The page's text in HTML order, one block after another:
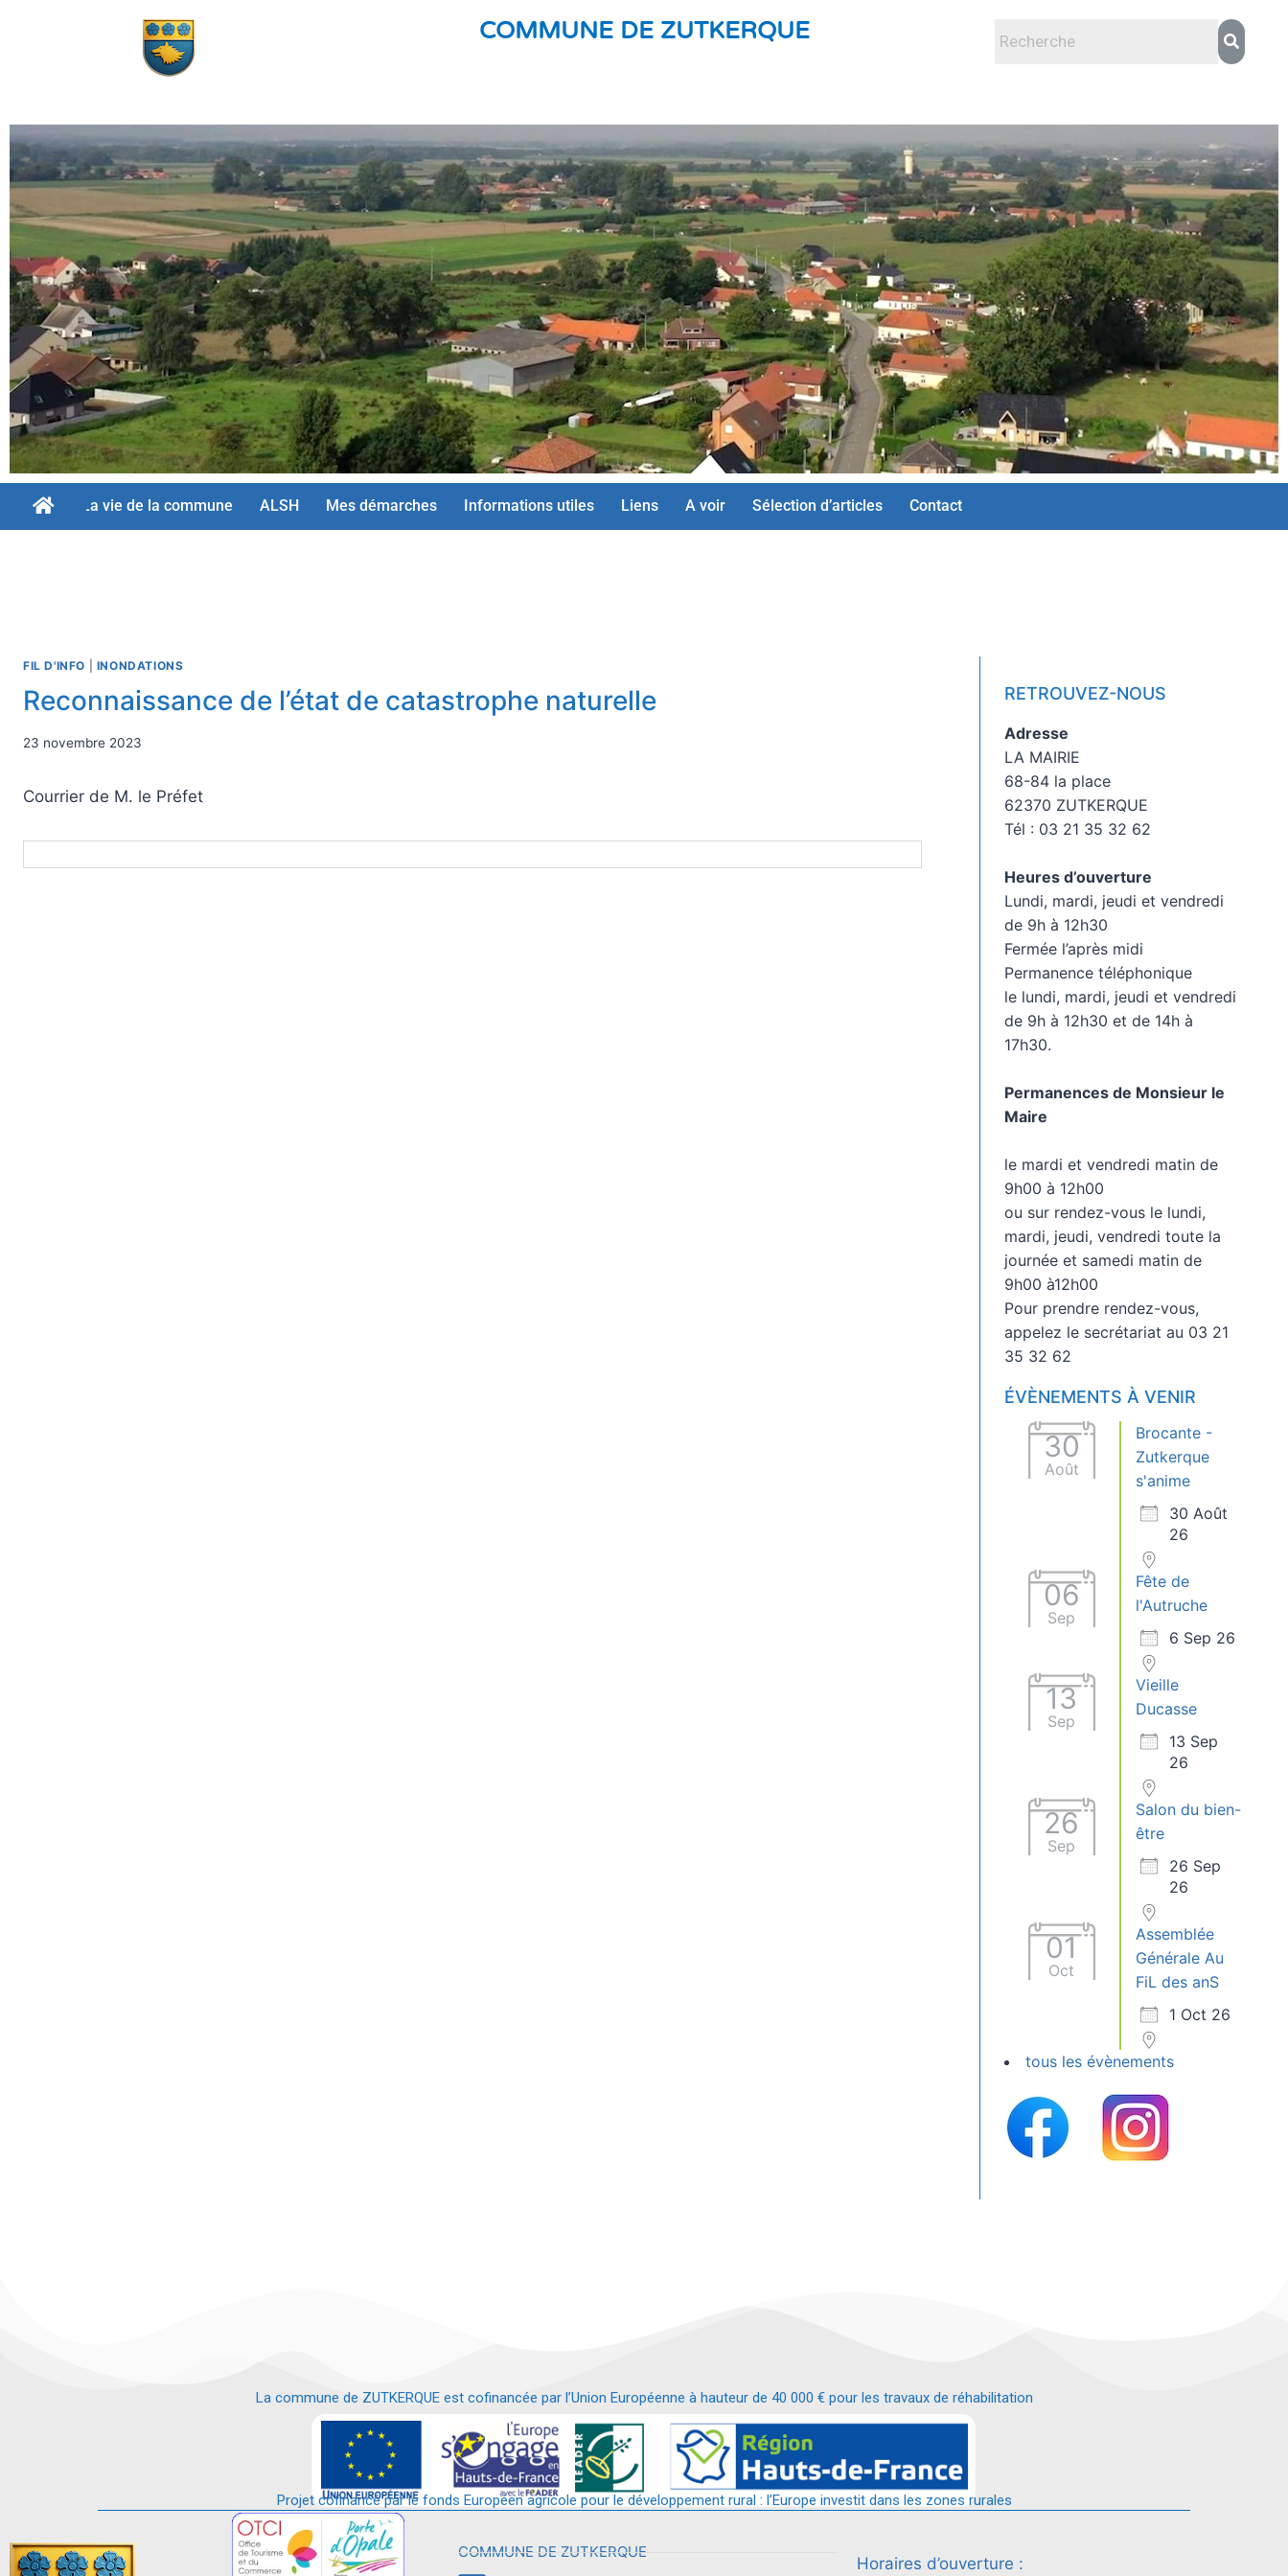
COMMUNE DE ZUTKERQUE
La vie de la commune ALSH Mes démarches Informations utiles Liens A voir Sélection d’articles Contact
FIL D'INFO INONDATIONS
Reconnaissance de l’état de catastrophe naturelle
23 novembre 2023
Courrier de M. le Préfet
RETROUVEZ-NOUS
Adresse
LA MAIRIE
68-84 la place
62370 ZUTKERQUE
Tél : 03 21 35 32 62
Heures d’ouverture
Lundi, mardi, jeudi et vendredi
de 9h à 12h30
Fermée l’après midi
Permanence téléphonique
le lundi, mardi, jeudi et vendredi
de 9h à 12h30 et de 14h à
17h30.
Permanences de Monsieur le
Maire
le mardi et vendredi matin de
9h00 à 12h00
ou sur rendez-vous le lundi,
mardi, jeudi, vendredi toute la
journée et samedi matin de
9h00 à12h00
Pour prendre rendez-vous,
appelez le secrétariat au 03 21
35 32 62
ÉVÈNEMENTS À VENIR
30
Août
Brocante -
Zutkerque
s'anime
30 Août
26
06
Sep
Fête de
l'Autruche
6 Sep 26
13
Sep
Vieille
Ducasse
13 Sep
26
26
Sep
Salon du bien-
être
26 Sep
26
01
Oct
Assemblée
Générale Au
FiL des anS
1 Oct 26
tous les évènements
La commune de ZUTKERQUE est cofinancée par l’Union Européenne à hauteur de 40 000 € pour les travaux de réhabilitation
et requalification d’un bâtiment en services et commerces de proximité.
Projet cofinancé par le fonds Européen agricole pour le développement rural : l’Europe investit dans les zones rurales
COMMUNE DE ZUTKERQUE
Horaires d’ouverture :